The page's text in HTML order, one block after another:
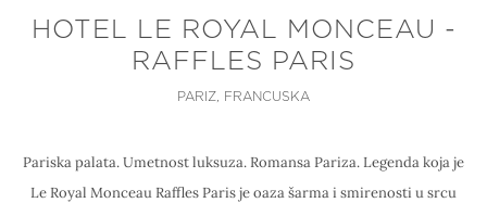
HOTEL LE ROYAL MONCEAU -
RAFFLES PARIS
PARIZ, FRANCUSKA
Pariska palata. Umetnost luksuza. Romansa Pariza. Legenda koja je
Le Royal Monceau Raffles Paris je oaza šarma i smirenosti u srcu